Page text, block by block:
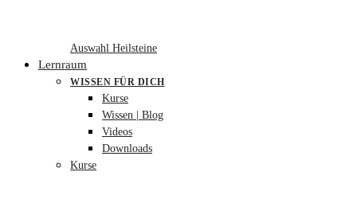
Auswahl Heilsteine
Lernraum
WISSEN FÜR DICH
Kurse
Wissen | Blog
Videos
Downloads
Kurse